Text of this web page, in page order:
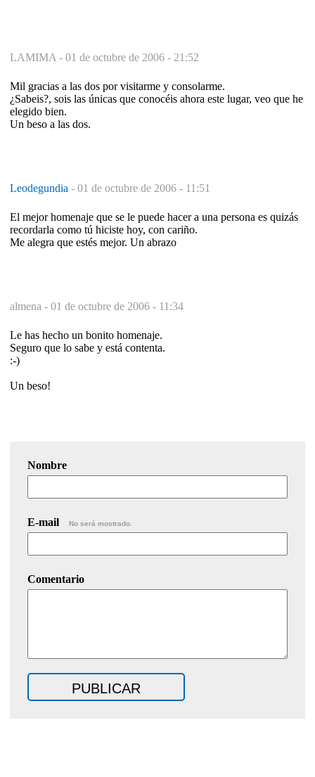
LAMIMA - 01 de octubre de 2006 - 21:52
Mil gracias a las dos por visitarme y consolarme.
¿Sabeis?, sois las únicas que conocéis ahora este lugar, veo que he
elegido bien.
Un beso a las dos.
Leodegundia - 01 de octubre de 2006 - 11:51
El mejor homenaje que se le puede hacer a una persona es quizás
recordarla como tú hiciste hoy, con cariño.
Me alegra que estés mejor. Un abrazo
almena - 01 de octubre de 2006 - 11:34
Le has hecho un bonito homenaje.
Seguro que lo sabe y está contenta.
:-)
Un beso!
Nombre
E-mail No será mostrado.
Comentario